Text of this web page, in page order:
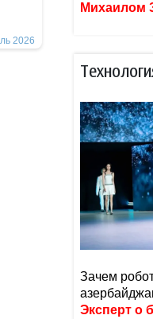
2026
Михаилом
Зачем
Эксперт о